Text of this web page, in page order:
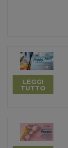
LEGGI
TUTTO